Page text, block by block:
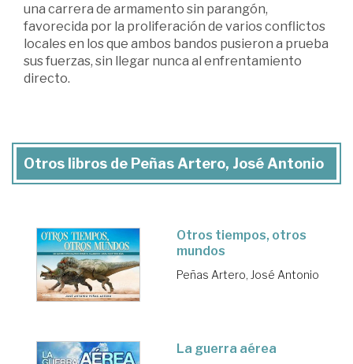
una carrera de armamento sin parangón,
favorecida por la proliferación de varios conflictos
locales en los que ambos bandos pusieron a prueba
sus fuerzas, sin llegar nunca al enfrentamiento
directo.
Otros libros de Peñas Artero, José Antonio
Otros tiempos, otros
mundos
Peñas Artero, José Antonio
La guerra aérea